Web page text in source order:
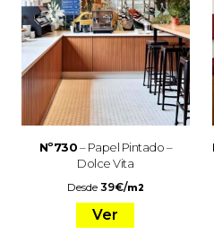
Nº730– Papel Pintado –
Dolce Vita
Desde 39€/m2
Ver